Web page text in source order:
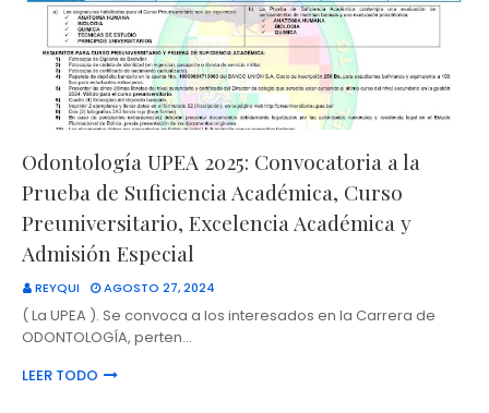
Odontología UPEA 2025: Convocatoria a la
Prueba de Suficiencia Académica, Curso
Preuniversitario, Excelencia Académica y
Admisión Especial
REYQUI AGOSTO 27, 2024
( La UPEA ). Se convoca a los interesados en la Carrera de
ODONTOLOGÍA, perten…
LEER TODO